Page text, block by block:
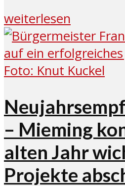
weiterlesen
– Mieming
alten Jahr
Projekte